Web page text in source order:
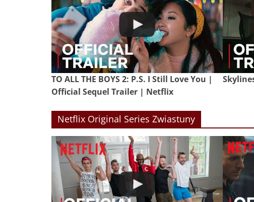
TO ALL THE BOYS 2: P.S. I Still Love You |
Official Sequel Trailer | Netflix
Netflix Original Series Zwiastuny